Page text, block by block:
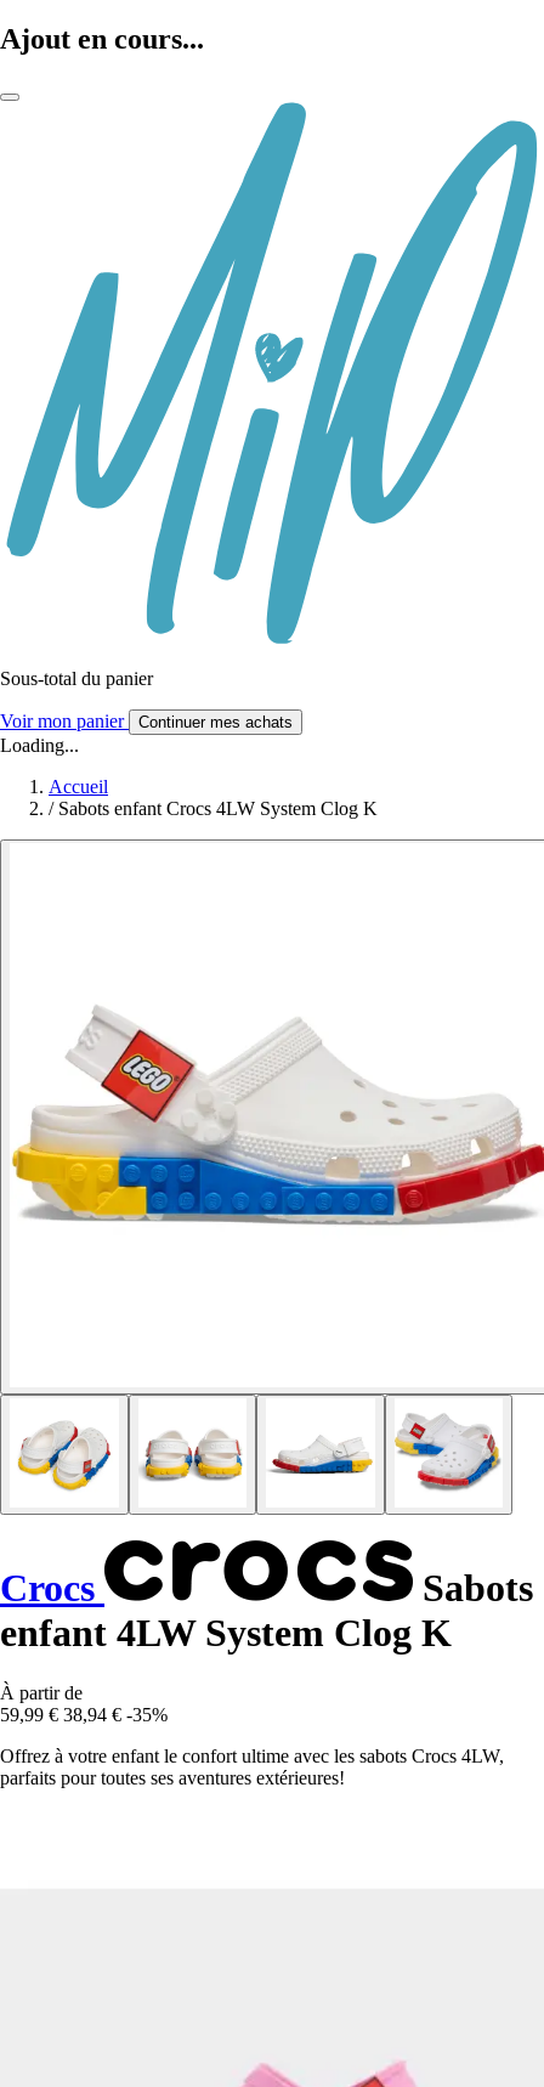
Ajout en cours...
Sous-total du panier
Voir mon panier Continuer mes achats
Loading...
Accueil
/ Sabots enfant Crocs 4LW System Clog K
Crocs
Sabots
enfant 4LW System Clog K
À partir de
59,99 € 38,94 € -35%
Offrez à votre enfant le confort ultime avec les sabots Crocs 4LW,
parfaits pour toutes ses aventures extérieures!